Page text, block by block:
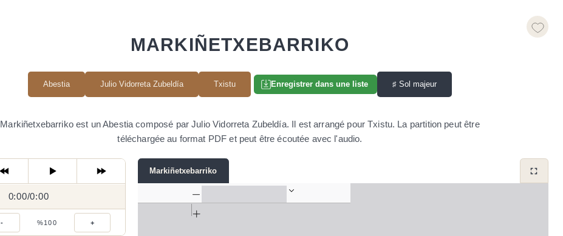
MARKIÑETXEBARRIKO
Abestia Julio Vidorreta Zubeldía Txistu Enregistrer dans une liste ♯Sol majeur
Markiñetxebarriko est un Abestia composé par Julio Vidorreta Zubeldía. Il est arrangé pour Txistu. La partition peut être
téléchargée au format PDF et peut être écoutée avec l'audio.
0:00/
0:00/0:00
- %100 +
Markiñetxebarriko